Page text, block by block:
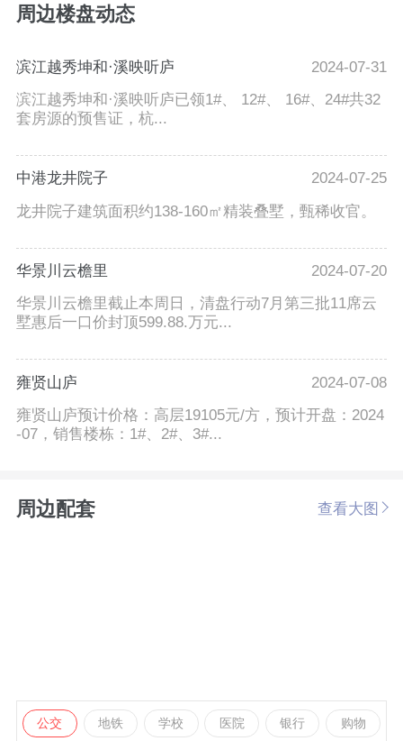
周边楼盘动态
滨江越秀坤和·溪映听庐
2024-07-31
滨江越秀坤和·溪映听庐已领1#、 12#、 16#、24#共32
套房源的预售证，杭...
中港龙井院子
2024-07-25
龙井院子建筑面积约138-160㎡精装叠墅，甄稀收官。
华景川云檐里
2024-07-20
华景川云檐里截止本周日，清盘行动7月第三批11席云
墅惠后一口价封顶599.88.万元...
雍贤山庐
2024-07-08
雍贤山庐预计价格：高层19105元/方，预计开盘：2024
-07，销售楼栋：1#、2#、3#...
周边配套 查看大图
公交 地铁 学校 医院 银行 购物